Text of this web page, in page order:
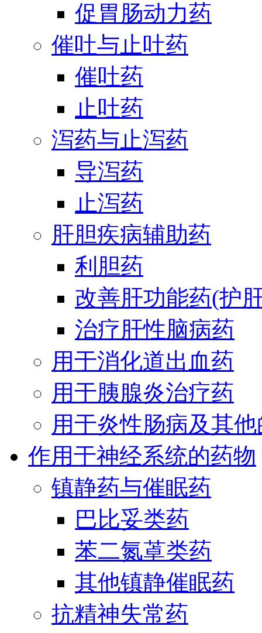
促胃肠动力药
催吐与止吐药
催吐药
止吐药
泻药与止泻药
导泻药
止泻药
肝胆疾病辅助药
利胆药
改善肝功能药(护
治疗肝性脑病药
用于消化道出血药
用于胰腺炎治疗药
用于炎性肠病及其
作用于神经系统的药物
镇静药与催眠药
巴比妥类药
苯二氮䓬类药
其他镇静催眠药
抗精神失常药